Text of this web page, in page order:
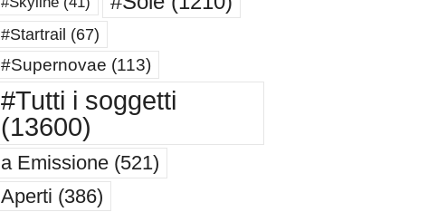
#Startrail (67)
#Supernovae (113)
#Tutti i soggetti
(13600)
a Emissione(521)
Aperti (386)